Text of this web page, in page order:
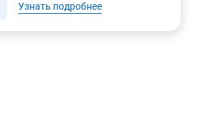
Узнать подробнее